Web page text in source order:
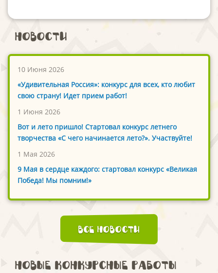
Новости
10 Июня 2026
«Удивительная Россия»: конкурс для всех, кто любит
свою страну! Идет прием работ!
1 Июня 2026
Вот и лето пришло! Стартовал конкурс летнего
творчества «С чего начинается лето?». Участвуйте!
1 Мая 2026
9 Мая в сердце каждого: стартовал конкурс «Великая
Победа! Мы помним!»
Все новости
Новые конкурсные работы